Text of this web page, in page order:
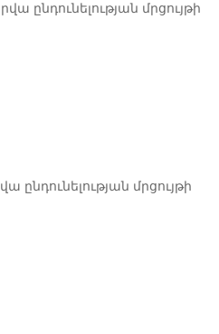
ընդունելության մրցույթի
ընդունելության մրցույթի